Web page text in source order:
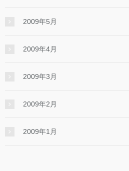
2009年5月
2009年4月
2009年3月
2009年2月
2009年1月